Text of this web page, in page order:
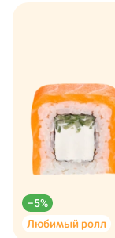
–5%
Любимый ролл